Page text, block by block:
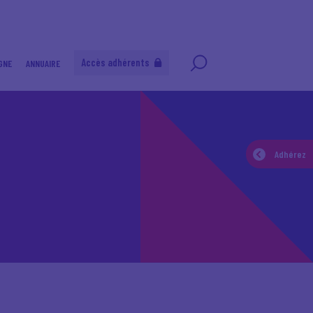
ANNUAIRE Accès adhérents
Adhérez